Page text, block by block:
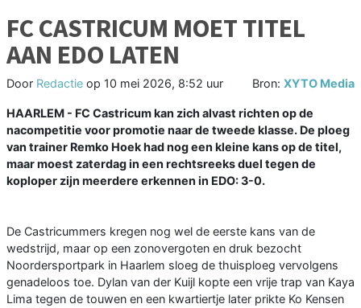
FC CASTRICUM MOET TITEL
AAN EDO LATEN
Door Redactie op 10 mei 2026, 8:52 uur Bron: XYTO Media
HAARLEM - FC Castricum kan zich alvast richten op de
nacompetitie voor promotie naar de tweede klasse. De ploeg
van trainer Remko Hoek had nog een kleine kans op de titel,
maar moest zaterdag in een rechtsreeks duel tegen de
koploper zijn meerdere erkennen in EDO: 3-0.
De Castricummers kregen nog wel de eerste kans van de
wedstrijd, maar op een zonovergoten en druk bezocht
Noordersportpark in Haarlem sloeg de thuisploeg vervolgens
genadeloos toe. Dylan van der Kuijl kopte een vrije trap van Kaya
Lima tegen de touwen en een kwartiertje later prikte Ko Kensen